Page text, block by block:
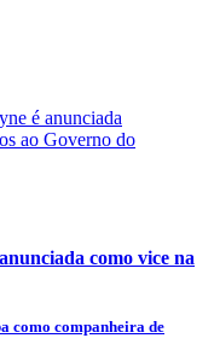
como vice na
como companheira de